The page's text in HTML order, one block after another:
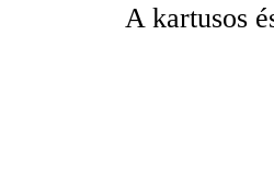
A kartusos